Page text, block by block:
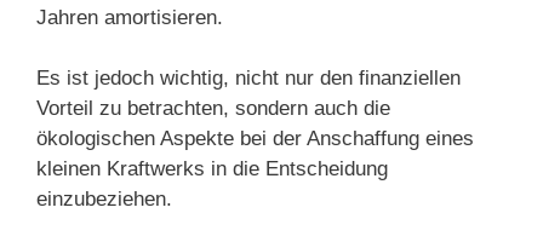
Jahren amortisieren.
Es ist jedoch wichtig, nicht nur den finanziellen
Vorteil zu betrachten, sondern auch die
ökologischen Aspekte bei der Anschaffung eines
kleinen Kraftwerks in die Entscheidung
einzubeziehen.